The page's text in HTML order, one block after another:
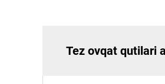
Tez ovqat qutilari